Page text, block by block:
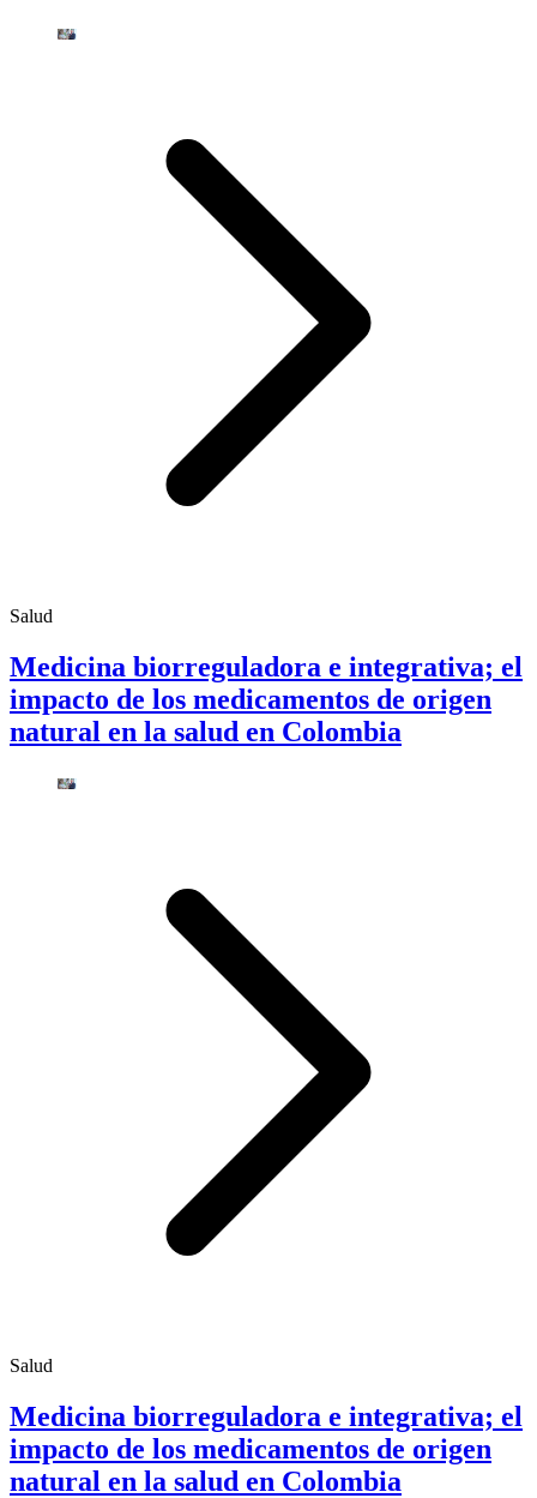
Salud
Medicina biorreguladora e integrativa; el
impacto de los medicamentos de origen
natural en la salud en Colombia
Salud
Medicina biorreguladora e integrativa; el
impacto de los medicamentos de origen
natural en la salud en Colombia